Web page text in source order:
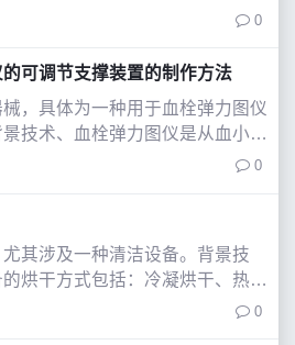
桶中安装有液位传感器，低液位
新的墨水，现有的连供墨盒注墨
，尺寸较大，而且一个
0
可调节支撑装置的制作方法
，具体为一种用于血栓弹力图仪
技术、血栓弹力图仪是从血小板
动态过程来监测凝血过程的分析
仪通常为悬垂丝检测杆结构，该
要求极为严格，以确
0
其涉及一种清洁设备。背景技
烘干方式包括：冷凝烘干、热风
速干等方式，其中，冷凝烘干存
长等问题，吸附型烘干存在造价
0